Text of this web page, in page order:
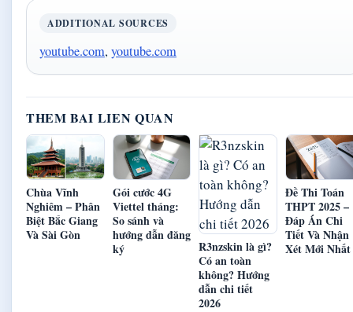
ADDITIONAL SOURCES
youtube.com, youtube.com
THEM BAI LIEN QUAN
Chùa Vĩnh
Nghiêm – Phân
Biệt Bắc Giang
Và Sài Gòn
Gói cước 4G
Viettel tháng:
So sánh và
hướng dẫn đăng
ký
R3nzskin là gì?
Có an toàn
không? Hướng
dẫn chi tiết
2026
Đề Thi Toán
THPT 2025 –
Đáp Án Chi
Tiết Và Nhận
Xét Mới Nhất